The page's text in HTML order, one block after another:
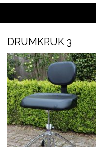
HOME
DRUMS
ORCHESTRA EN MARCHING
DRUMKRUK 3